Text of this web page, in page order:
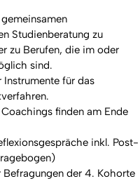
Studienberatung zu
zu Berufen, die im oder
sind.
Instrumente für das
finden am Ende
inkl. Post-
Befragungen der 4. Kohorte